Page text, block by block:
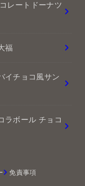
レートドーナツ
福
イチョコ風サン
ラボール チョコ
免責事項